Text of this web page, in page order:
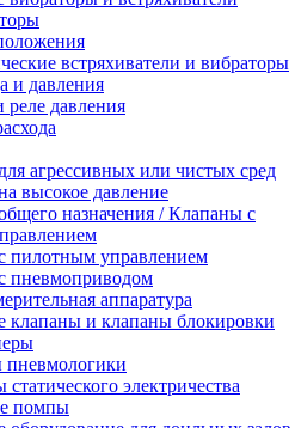
встряхиватели и вибраторы
и давления
реле давления
агрессивных или чистых сред
высокое давление
назначения / Клапаны с
пилотным управлением
пневмоприводом
аппаратура
клапаны и клапаны блокировки
электричества
помпы